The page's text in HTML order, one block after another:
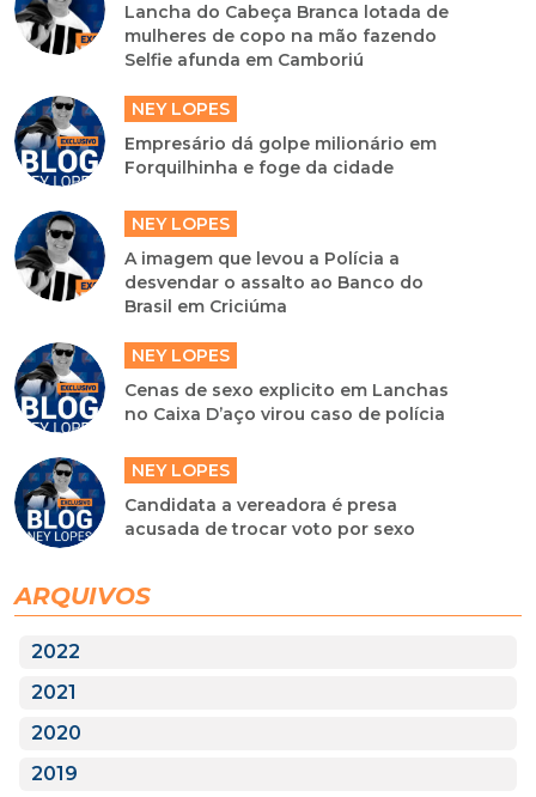
Lancha do Cabeça Branca lotada de
mulheres de copo na mão fazendo
Selfie afunda em Camboriú
NEY LOPES
Empresário dá golpe milionário em
Forquilhinha e foge da cidade
NEY LOPES
A imagem que levou a Polícia a
desvendar o assalto ao Banco do
Brasil em Criciúma
NEY LOPES
Cenas de sexo explicito em Lanchas
no Caixa D’aço virou caso de polícia
NEY LOPES
Candidata a vereadora é presa
acusada de trocar voto por sexo
ARQUIVOS
2022
2021
2020
2019